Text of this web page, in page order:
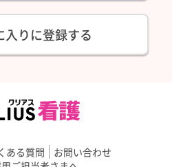
入りに登録する
ある質問
お問い合わせ